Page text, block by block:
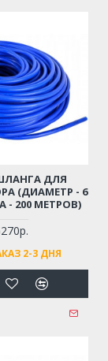
ДЛЯ
(ДИАМЕТР - 6
200 МЕТРОВ)
2-3 ДНЯ